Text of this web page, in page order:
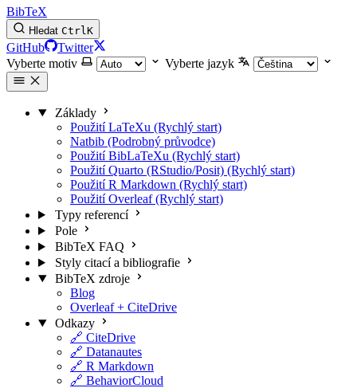
BibTeX
Hledat CtrlK
GitHub
Twitter
Vyberte motiv
Vyberte jazyk
Základy
Použití LaTeXu (Rychlý start)
Natbib (Podrobný průvodce)
Použití BibLaTeXu (Rychlý start)
Použití Quarto (RStudio/Posit) (Rychlý start)
Použití R Markdown (Rychlý start)
Použití Overleaf (Rychlý start)
Typy referencí
Pole
BibTeX FAQ
Styly citací a bibliografie
BibTeX zdroje
Blog
Overleaf + CiteDrive
Odkazy
🔗 CiteDrive
🔗 Datanautes
🔗 R Markdown
🔗 BehaviorCloud